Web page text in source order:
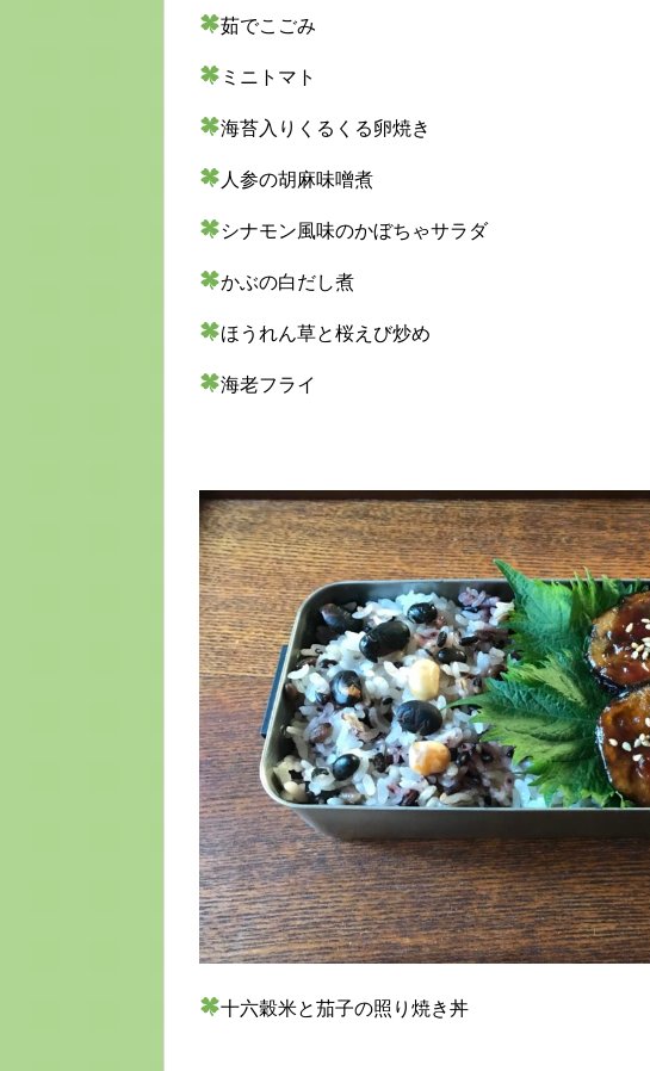
茹でこごみ
ミニトマト
海苔入りくるくる卵焼き
人参の胡麻味噌煮
シナモン風味のかぼちゃサラダ
かぶの白だし煮
ほうれん草と桜えび炒め
海老フライ
十六穀米と茄子の照り焼き丼